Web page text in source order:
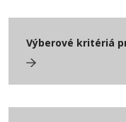
Výberové kritériá